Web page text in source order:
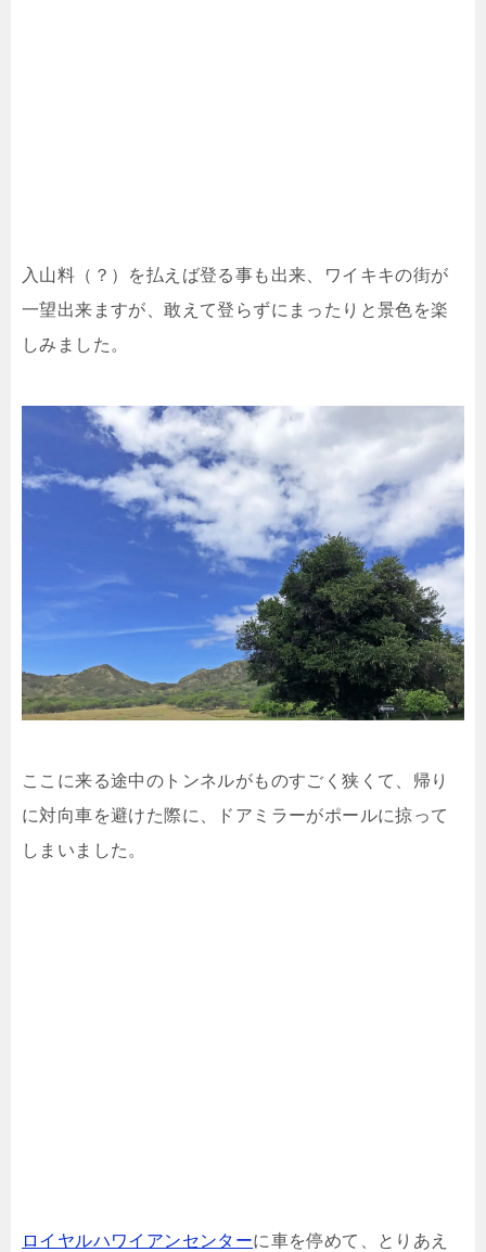
入山料（？）を払えば登る事も出来、ワイキキの街が
一望出来ますが、敢えて登らずにまったりと景色を楽
しみました。
ここに来る途中のトンネルがものすごく狭くて、帰り
に対向車を避けた際に、ドアミラーがポールに掠って
しまいました。
ロイヤルハワイアンセンターに車を停めて、とりあえ